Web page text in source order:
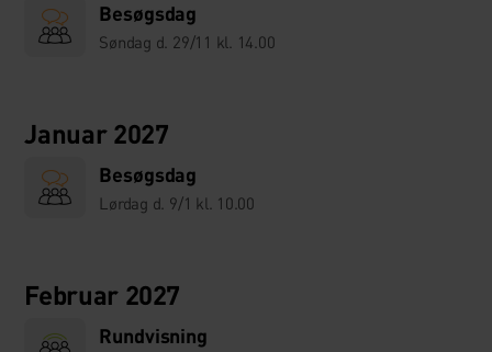
Besøgsdag
Søndag d. 29/11 kl. 14.00
Januar 2027
Besøgsdag
Lørdag d. 9/1 kl. 10.00
Februar 2027
Rundvisning